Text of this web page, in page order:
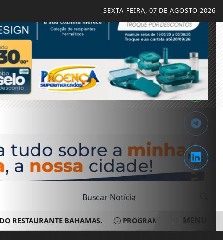
SEXTA-FEIRA, 07 DE AGOSTO 2026
BAHAMAS. PROGRAMAÇÃO CULTURAL
MENU